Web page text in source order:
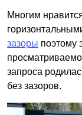
Многим
зазоры поэтому
запроса
без зазоров.